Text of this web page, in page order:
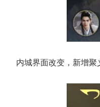
内城界面改变，新增聚